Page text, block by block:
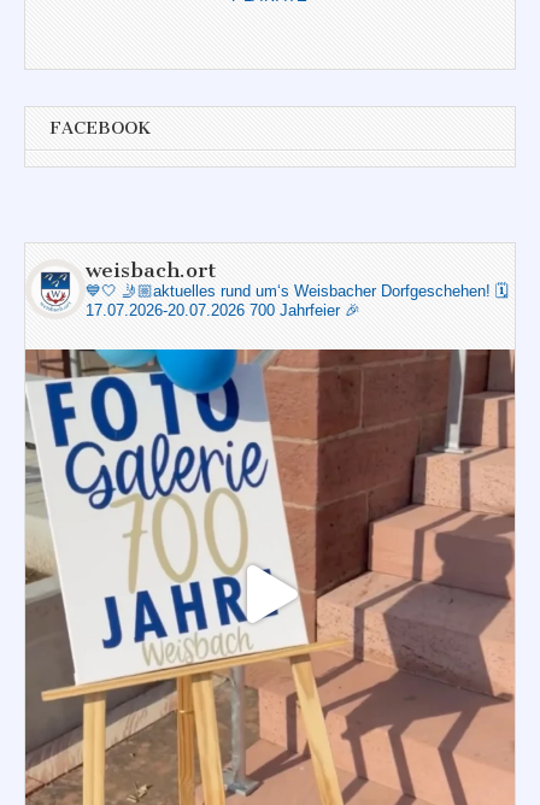
FACEBOOK
weisbach.ort
💙🤍 🤳🏼aktuelles rund um‘s Weisbacher Dorfgeschehen! 🗓️
17.07.2026-20.07.2026 700 Jahrfeier 🎉